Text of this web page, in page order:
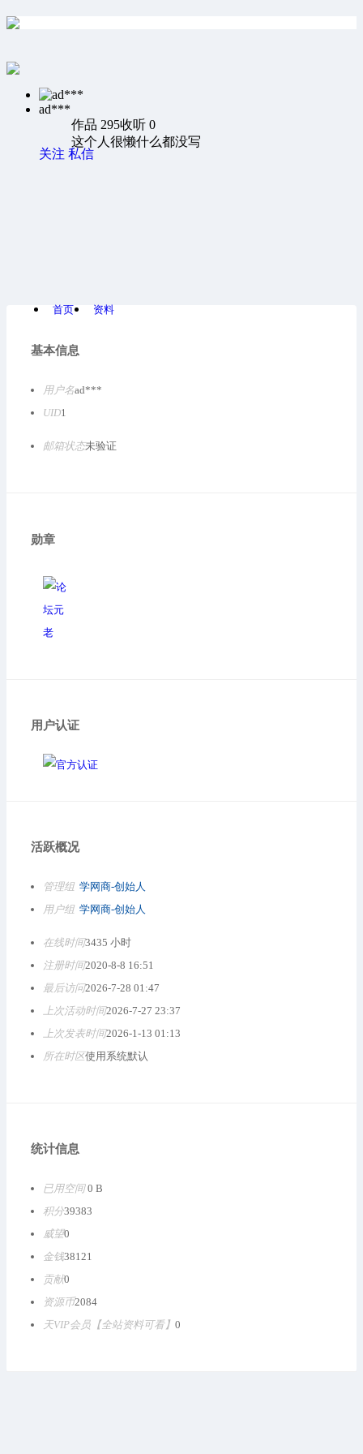
ad***
作品 295收听 0
这个人很懒什么都没写
关注 私信
首页 资料
基本信息
用户名ad***
UID1
邮箱状态未验证
勋章
用户认证
活跃概况
管理组 学网商-创始人
用户组 学网商-创始人
在线时间3435 小时
注册时间2020-8-8 16:51
最后访问2026-7-28 01:47
上次活动时间2026-7-27 23:37
上次发表时间2026-1-13 01:13
所在时区使用系统默认
统计信息
已用空间0 B
积分39383
威望0
金钱38121
贡献0
资源币2084
天VIP会员【全站资料可看】 0